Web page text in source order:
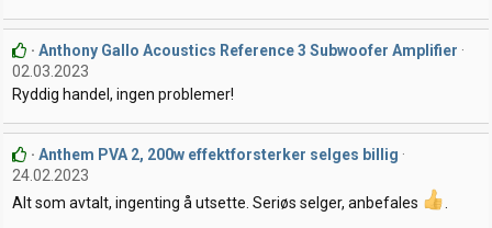
Anthony Gallo Acoustics Reference 3 Subwoofer Amplifier
02.03.2023
Ryddig handel, ingen problemer!
Anthem PVA 2, 200w effektforsterker selges billig
24.02.2023
Alt som avtalt, ingenting å utsette. Seriøs selger, anbefales